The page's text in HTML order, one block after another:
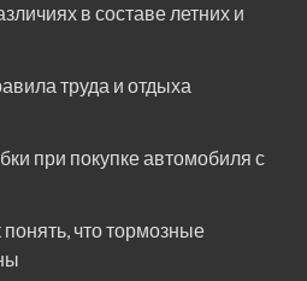
в составе летних и
труда и отдыха
при покупке автомобиля с
понять, что тормозные